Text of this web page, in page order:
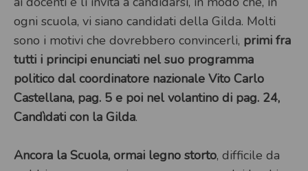
ogni scuola, vi siano candidati della Gilda. Molti
sono i motivi che dovrebbero convincerli, primi fra
tutti i principi enunciati nel suo programma
politico dal coordinatore nazionale Vito Carlo
Castellana, pag. 5 e poi nel volantino di pag. 24,
Candìdati con la Gilda.
Ancora la Scuola, ormai legno storto, difficile da